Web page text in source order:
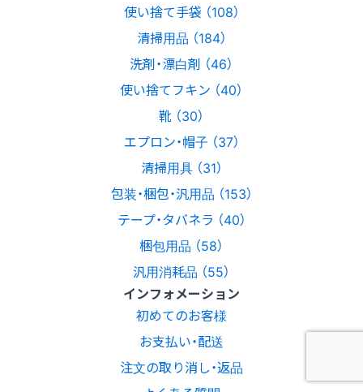
使い捨て手袋 （108）
清掃用品 （184）
洗剤・漂白剤 （46）
使い捨てフキン （40）
靴 （30）
エプロン・帽子 （37）
清掃用具 （31）
包装・梱包・汎用品 （153）
テープ・タバネラ （40）
梱包用品 （58）
汎用消耗品 （55）
インフォメーション
初めてのお客様
お支払い・配送
注文の取り消し・返品